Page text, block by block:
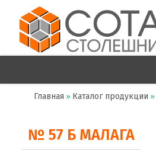
Главная » Каталог продукции »
№ 57 Б МАЛАГА